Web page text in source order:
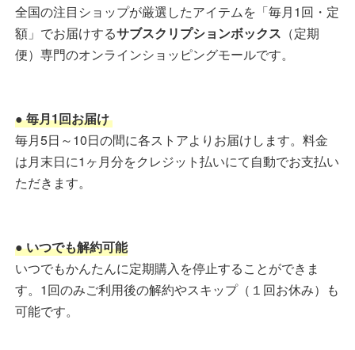
全国の注目ショップが厳選したアイテムを「毎月1回・定
額」でお届けするサブスクリプションボックス （定期
便）専門のオンラインショッピングモールです。
● 毎月1回お届け
毎月5日～10日の間に各ストアよりお届けします。料金
は月末日に1ヶ月分をクレジット払いにて自動でお支払い
ただきます。
● いつでも解約可能
いつでもかんたんに定期購入を停止することができま
す。1回のみご利用後の解約やスキップ（１回お休み）も
可能です。